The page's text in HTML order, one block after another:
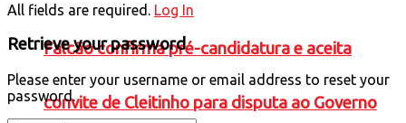
Falcão confirma pré-candidatura e aceita
convite de Cleitinho para disputa ao Governo
All fields are required. Log In
Retrieve your password
Please enter your username or email address to reset your
password.